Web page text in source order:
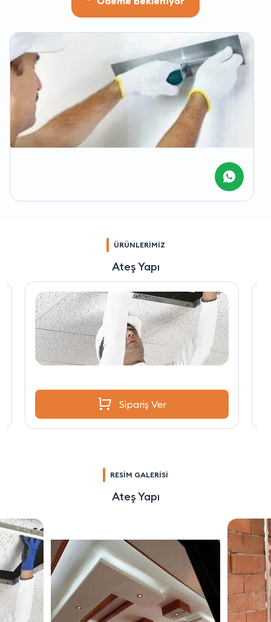
ÜRÜNLERİMİZ
Ateş Yapı
Sipariş Ver
RESİM GALERİSİ
Ateş Yapı